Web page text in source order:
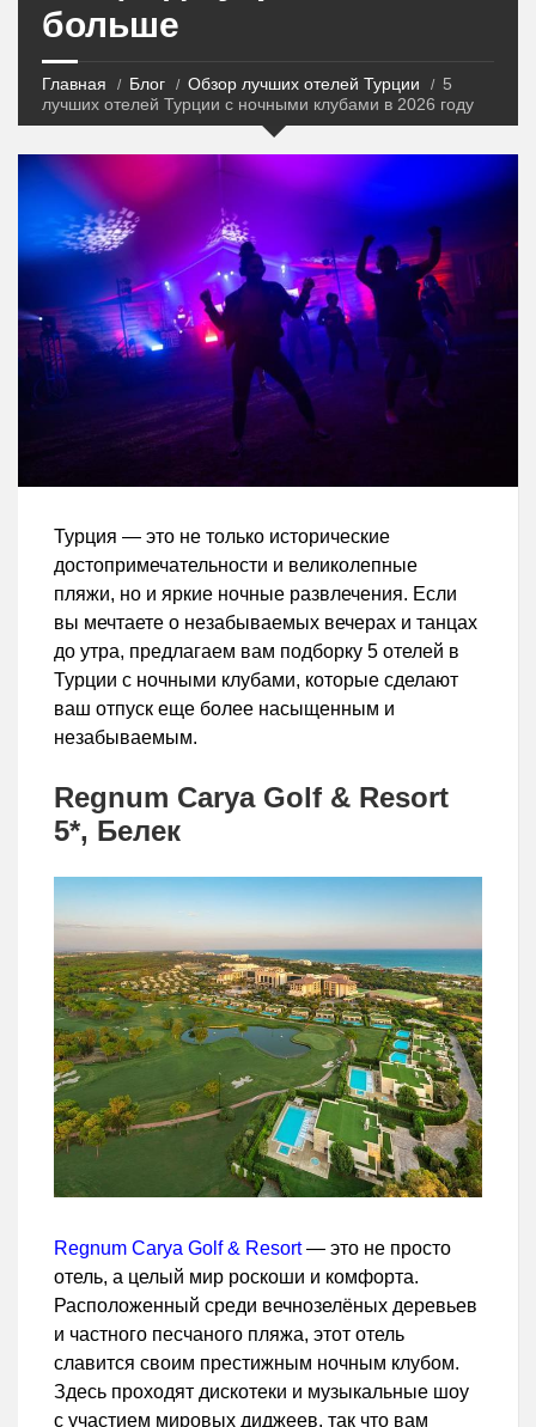
больше
Главная Блог Обзор лучших отелей Турции
5
лучших отелей Турции с ночными клубами в 2026 году
Турция — это не только исторические
достопримечательности и великолепные
пляжи, но и яркие ночные развлечения. Если
вы мечтаете о незабываемых вечерах и танцах
до утра, предлагаем вам подборку 5 отелей в
Турции с ночными клубами, которые сделают
ваш отпуск еще более насыщенным и
незабываемым.
Regnum Carya Golf & Resort
5*, Белек
Regnum Carya Golf & Resort— это не просто
отель, а целый мир роскоши и комфорта.
Расположенный среди вечнозелёных деревьев
и частного песчаного пляжа, этот отель
славится своим престижным ночным клубом.
Здесь проходят дискотеки и музыкальные шоу
с участием мировых диджеев, так что вам